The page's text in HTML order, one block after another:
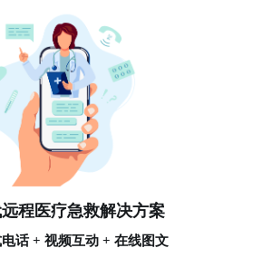
程医疗急救解决方案
话 + 视频互动 + 在线图文